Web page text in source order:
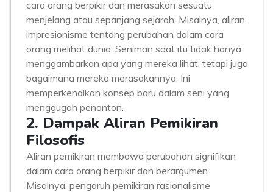
cara orang berpikir dan merasakan sesuatu
menjelang atau sepanjang sejarah. Misalnya, aliran
impresionisme tentang perubahan dalam cara
orang melihat dunia. Seniman saat itu tidak hanya
menggambarkan apa yang mereka lihat, tetapi juga
bagaimana mereka merasakannya. Ini
memperkenalkan konsep baru dalam seni yang
menggugah penonton.
2. Dampak Aliran Pemikiran
Filosofis
Aliran pemikiran membawa perubahan signifikan
dalam cara orang berpikir dan berargumen.
Misalnya, pengaruh pemikiran rasionalisme